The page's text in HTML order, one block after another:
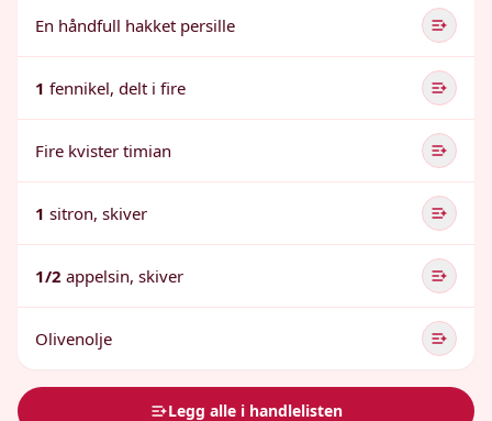
En håndfull hakket persille
1 fennikel, delt i fire
Fire kvister timian
1 sitron, skiver
1/2 appelsin, skiver
Olivenolje
Legg alle i handlelisten